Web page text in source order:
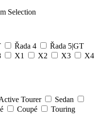
Selection
Řada 4
Řada 5|GT
X1 X2 X3
X4
Tourer
Sedan
Coupé
Touring